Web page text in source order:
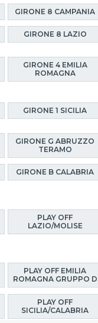
GIRONE 8 CAMPANIA
GIRONE 8 LAZIO
GIRONE 4 EMILIA
ROMAGNA
GIRONE 1 SICILIA
GIRONE G ABRUZZO
TERAMO
GIRONE B CALABRIA
PLAY OFF
LAZIO/MOLISE
PLAY OFF EMILIA
ROMAGNA GRUPPO D
PLAY OFF
SICILIA/CALABRIA